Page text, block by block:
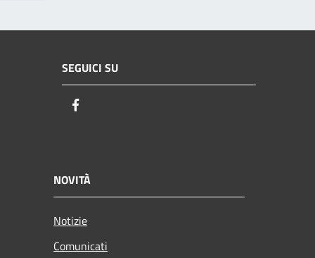
SEGUICI SU
NOVITÀ
Notizie
Comunicati